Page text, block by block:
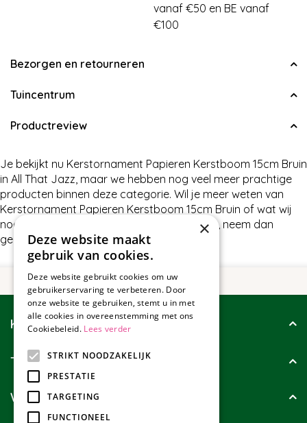
vanaf €50 en BE vanaf
€100
Bezorgen en retourneren
Tuincentrum
Productreview
Je bekijkt nu Kerstornament Papieren Kerstboom 15cm Bruin
in All That Jazz, maar we hebben nog veel meer prachtige
producten binnen deze categorie. Wil je meer weten van
Kerstornament Papieren Kerstboom 15cm Bruin of wat wij
nog meer te bieden hebben in All That Jazz, neem dan
gerust contact met ons op.
Klantenservice
Tuincollectie
Wie zijn wij?
×
Deze website maakt
gebruik van cookies.
Deze website gebruikt cookies om uw
gebruikerservaring te verbeteren. Door
onze website te gebruiken, stemt u in met
alle cookies in overeenstemming met ons
Cookiebeleid. Lees verder
STRIKT NOODZAKELIJK
PRESTATIE
TARGETING
FUNCTIONEEL